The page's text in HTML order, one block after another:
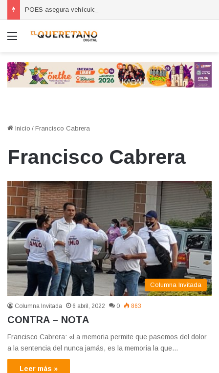
Menú
Inicio / Francisco Cabrera
Francisco Cabrera
Columna Invitada
Columna Invitada 6 abril, 2022 0 863
CONTRA – NOTA
Francisco Cabrera: «La memoria permite que pasemos del dolor
a la sentencia del nunca jamás, es la memoria la que…
Leer más »